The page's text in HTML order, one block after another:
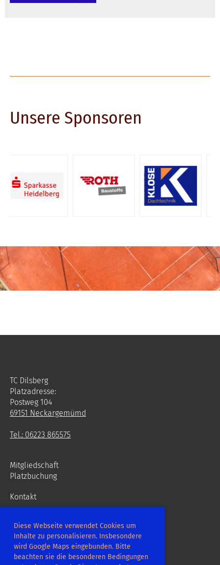
Diese Webseite verwendet Cookies um
Inhalte zu personalisieren. Insbesondere
wird Google Maps eingebunden. Bitte
beachten sie die besonderen Bedingungen
Unsere Sponsoren
TC Dilsberg
Platzadresse:
Postweg 104
69151 Neckargemümd
Tel.: 06223 865575
Mitgliedschaft
Platzbuchung
Kontakt
Erstellt mit ClubDesk Vereinssoftware